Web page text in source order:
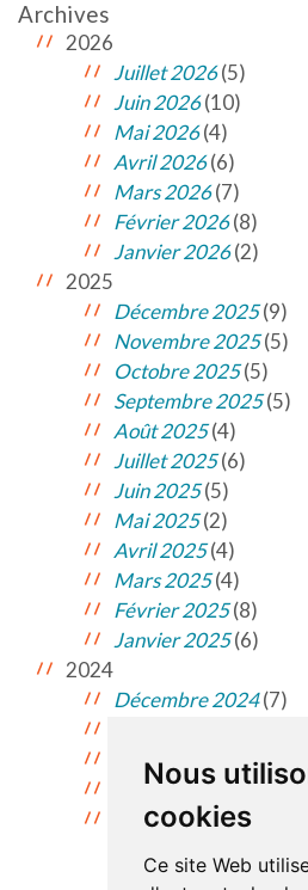
Nous
cookies
Ce site Web
Archives
2026
Juillet 2026(5)
Juin 2026(10)
Mai 2026(4)
Avril 2026(6)
Mars 2026(7)
Février 2026(8)
Janvier 2026(2)
2025
Décembre 2025(9)
Novembre 2025(5)
Octobre 2025(5)
Septembre 2025(5)
Août 2025(4)
Juillet 2025(6)
Juin 2025(5)
Mai 2025(2)
Avril 2025(4)
Mars 2025(4)
Février 2025(8)
Janvier 2025(6)
2024
Décembre 2024(7)
Octobre 2024
(10)
Septembre 2024(9)
Août 2024(4)